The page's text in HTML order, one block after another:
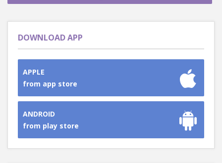
DOWNLOAD APP
APPLE
from app store
ANDROID
from play store